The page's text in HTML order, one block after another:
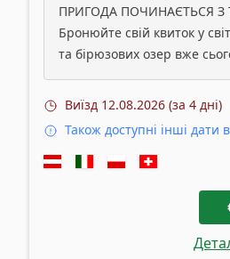
ПРИГОДА ПОЧИНАЄТЬСЯ З
Бронюйте свій квиток у
та бірюзових озер вже
Виїзд 12.08.2026 (за 4 дні)
Також доступні інші дати